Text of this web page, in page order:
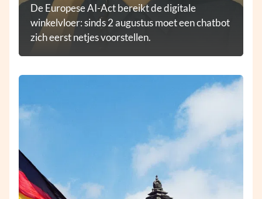
De Europese AI-Act bereikt de digitale
winkelvloer: sinds 2 augustus moet een chatbot
zich eerst netjes voorstellen.